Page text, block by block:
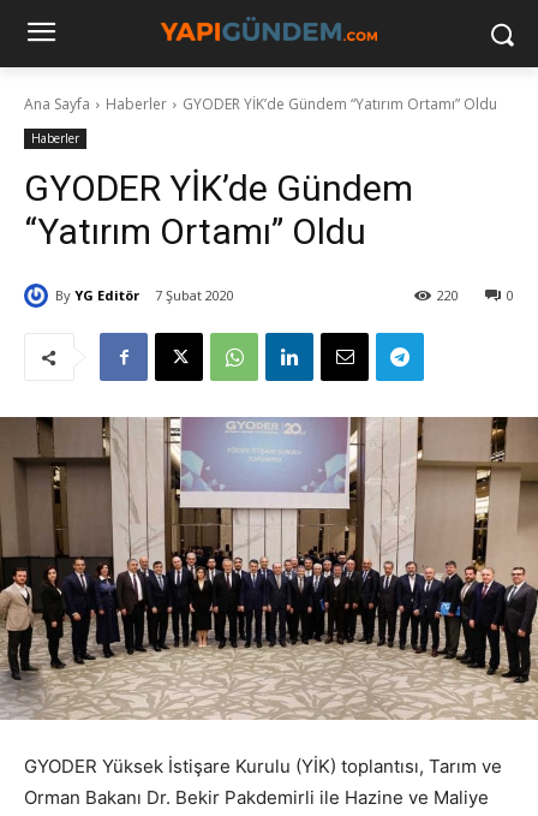
Ana Sayfa Haberler GYODER YİK’de Gündem “Yatırım Ortamı” Oldu
Haberler
GYODER YİK’de Gündem
“Yatırım Ortamı” Oldu
By YG Editör 7 Şubat 2020 0
220
GYODER Yüksek İstişare Kurulu (YİK) toplantısı, Tarım ve
Orman Bakanı Dr. Bekir Pakdemirli ile Hazine ve Maliye